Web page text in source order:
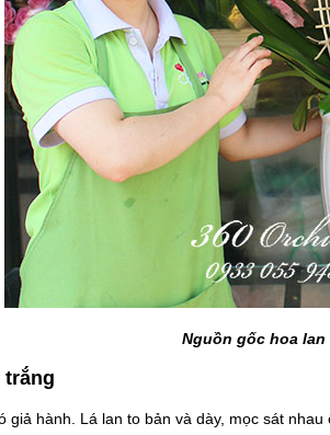
Nguồn gốc hoa
trắng
giả hành. Lá lan to bản và dày, mọc sát